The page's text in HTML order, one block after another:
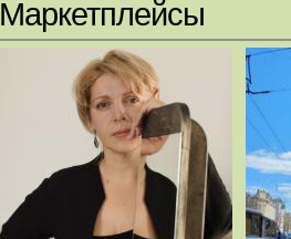
Маркетплейсы